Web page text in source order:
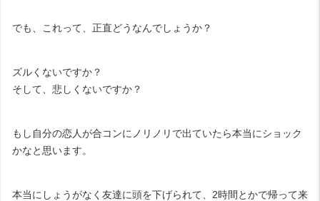
でも、これって、正直どうなんでしょうか？
ズルくないですか？
そして、悲しくないですか？
もし自分の恋人が合コンにノリノリで出ていたら本当にショック
かなと思います。
本当にしょうがなく友達に頭を下げられて、2時間とかで帰って来